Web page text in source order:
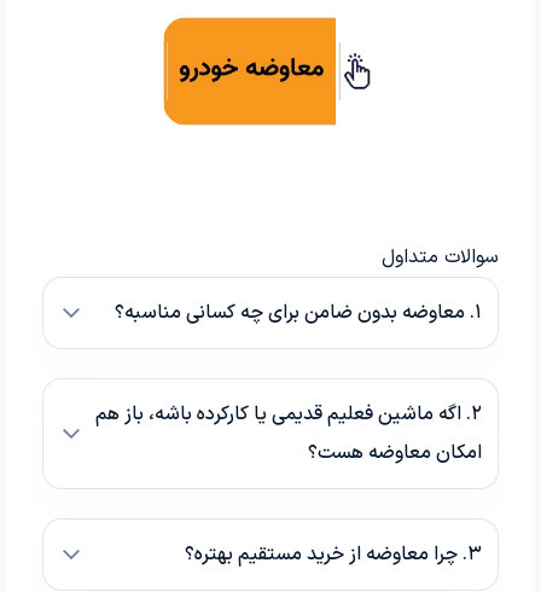
سوالات متداول
۱. معاوضه بدون ضامن برای چه کسانی مناسبه؟
۲. اگه ماشین فعلیم قدیمی یا کارکرده باشه، باز هم
امکان معاوضه هست؟
۳. چرا معاوضه از خرید مستقیم بهتره؟